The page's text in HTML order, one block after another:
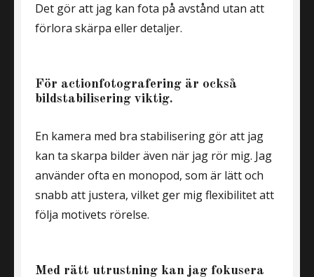
Det gör att jag kan fota på avstånd utan att
förlora skärpa eller detaljer.
För actionfotografering är också
bildstabilisering viktig.
En kamera med bra stabilisering gör att jag
kan ta skarpa bilder även när jag rör mig. Jag
använder ofta en monopod, som är lätt och
snabb att justera, vilket ger mig flexibilitet att
följa motivets rörelse.
Med rätt utrustning kan jag fokusera